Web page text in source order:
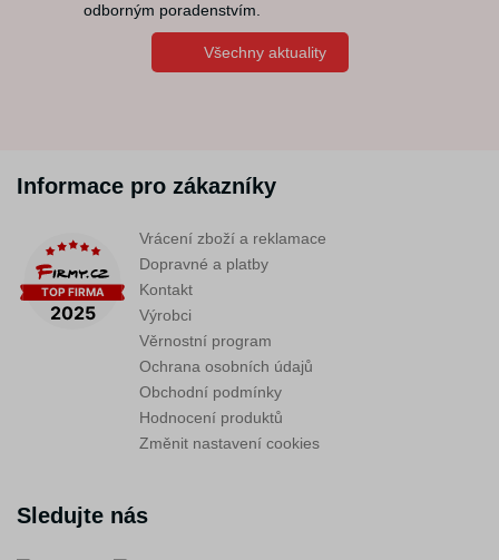
odborným poradenstvím.
Všechny aktuality
Informace pro zákazníky
Vrácení zboží a reklamace
Dopravné a platby
Kontakt
Výrobci
Věrnostní program
Ochrana osobních údajů
Obchodní podmínky
Hodnocení produktů
Změnit nastavení cookies
Sledujte nás